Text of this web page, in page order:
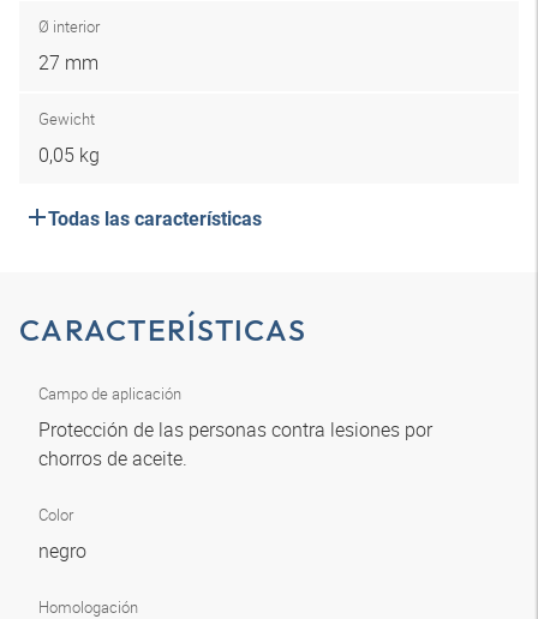
Ø interior
27 mm
Gewicht
0,05 kg
Todas las características
CARACTERÍSTICAS
Campo de aplicación
Protección de las personas contra lesiones por
chorros de aceite.
Color
negro
Homologación